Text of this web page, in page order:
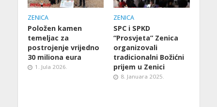
ZENICA
Položen kamen
temeljac za
postrojenje vrijedno
30 miliona eura
1. Jula 2026.
ZENICA
SPC i SPKD
“Prosvjeta” Zenica
organizovali
tradicionalni Božićni
prijem u Zenici
8. Januara 2025.